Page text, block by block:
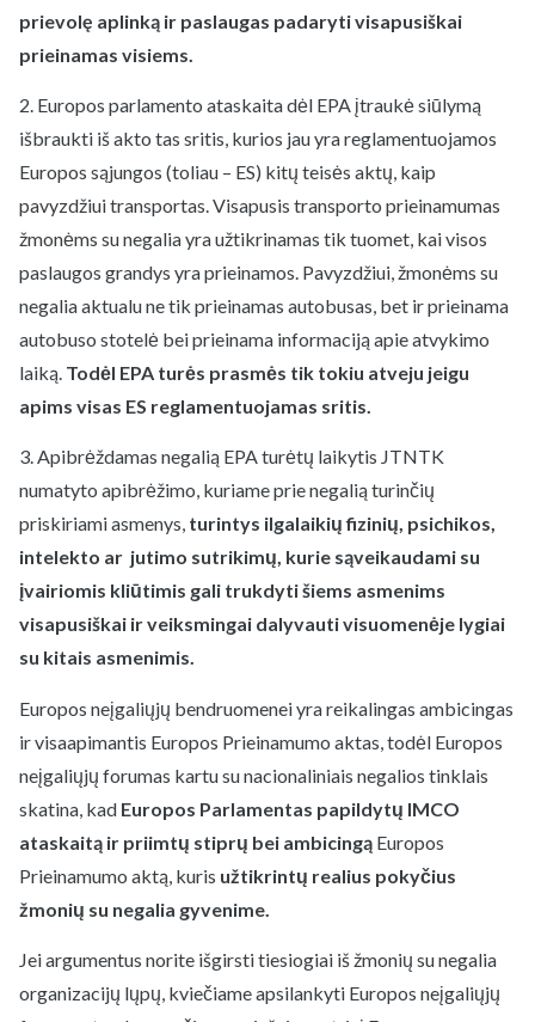
prievolę aplinką ir paslaugas padaryti visapusiškai
prieinamas visiems.
2. Europos parlamento ataskaita dėl EPA įtraukė siūlymą
išbraukti iš akto tas sritis, kurios jau yra reglamentuojamos
Europos sąjungos (toliau – ES) kitų teisės aktų, kaip
pavyzdžiui transportas. Visapusis transporto prieinamumas
žmonėms su negalia yra užtikrinamas tik tuomet, kai visos
paslaugos grandys yra prieinamos. Pavyzdžiui, žmonėms su
negalia aktualu ne tik prieinamas autobusas, bet ir prieinama
autobuso stotelė bei prieinama informaciją apie atvykimo
laiką. Todėl EPA turės prasmės tik tokiu atveju jeigu
apims visas ES reglamentuojamas sritis.
3. Apibrėždamas negalią EPA turėtų laikytis JTNTK
numatyto apibrėžimo, kuriame prie negalią turinčių
priskiriami asmenys, turintys ilgalaikių fizinių, psichikos,
intelekto ar jutimo sutrikimų, kurie sąveikaudami su
įvairiomis kliūtimis gali trukdyti šiems asmenims
visapusiškai ir veiksmingai dalyvauti visuomenėje lygiai
su kitais asmenimis.
Europos neįgaliųjų bendruomenei yra reikalingas ambicingas
ir visaapimantis Europos Prieinamumo aktas, todėl Europos
neįgaliųjų forumas kartu su nacionaliniais negalios tinklais
skatina, kad Europos Parlamentas papildytų IMCO
ataskaitą ir priimtų stiprų bei ambicingą Europos
Prieinamumo aktą, kuris užtikrintų realius pokyčius
žmonių su negalia gyvenime.
Jei argumentus norite išgirsti tiesiogiai iš žmonių su negalia
organizacijų lųpų, kviečiame apsilankyti Europos neįgaliųjų